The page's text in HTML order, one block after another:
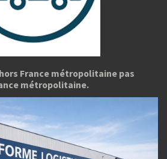
France métropolitaine pas
métropolitaine.